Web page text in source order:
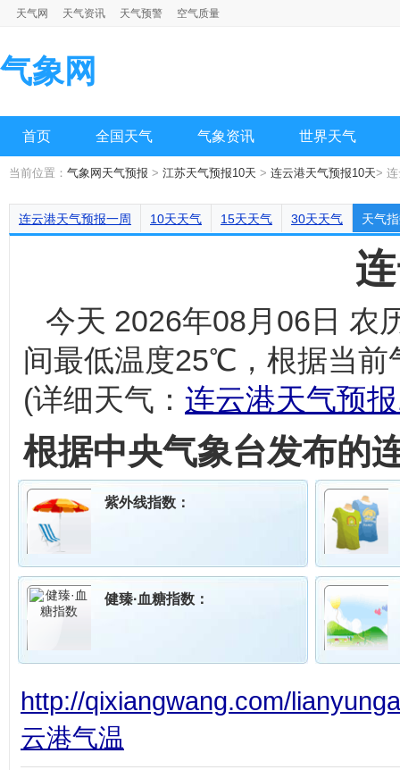
天气网 天气资讯 天气预警 空气质量
气象网
首页 全国天气 气象资讯 世界天气
当前位置： 气象网天气预报 > 江苏天气预报10天 > 连云港天气预报10天>
连云港天气预报一周 10天天气 15天天气 30天天气 天气
今天 2026年08月06日 农
间最低温度25℃，根据当前
(详细天气： 连云港天气预
根据中央气象台发布的
紫外线指数：
健臻·血糖指数：
http://qixiangwang.com/
云港气温